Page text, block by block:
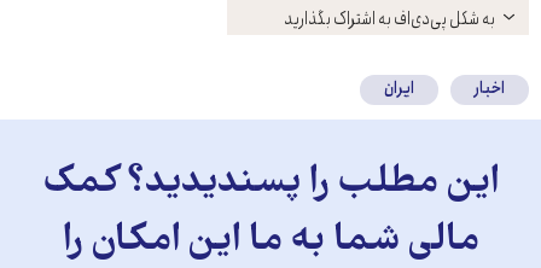
باز
کنید
به شکل پی‌دی‌اف به اشتراک بگذارید
اخبار ایران
این مطلب را پسندیدید؟ کمک
مالی شما به ما این امکان را